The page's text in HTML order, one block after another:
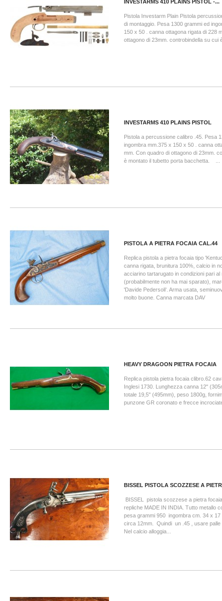
INVESTARMS 410 PLAINS PISTOL -...
Pistola Investarm Plain Pistola
di montaggio. Pesa 1300 grammi ed
150 x 50 . canna ottagona rigata di 228
ottagono di 23mm. controbindella su cui
INVESTARMS 410 PLAINS PISTOL
Pistola a percussione calibro .45. Pesa
ingombra mm.375 x 150 x 50 . canna
mm. Con quadro di ottagono di 23mm.
è montato il tubetto porta bacchetta. ...
PISTOLA A PIETRA FOCAIA CAL.44
Replica pistola a pietra focaia tipo
canna rigata, brunitura 100%, calcio in
acciarino tartarugato in condizioni pari al
(probabilmente non ha mai sparato),
'Davide Pedersoli'. Arma usata,
molto buone. Canna marcata DAV
HEAVY DRAGOON PIETRA FOCAIA
Replica pistola pietra focaia clibro.62
Inglesi 1730. Lunghezza canna 12"
totale 19,5" (495mm), peso 1800g,
punzone GR coronato e frecce
BISSEL PISTOLA SCOZZESE A
BISSEL pistola scozzese a pietra
repliche MADE IN INDIA. Tutto metallo
pesa grammi 950 ingombra cm. 34 x
circa 12mm. Quindi un .45 , usare palle
Nel calcio alloggia...